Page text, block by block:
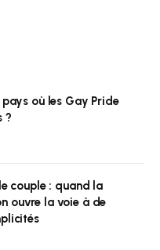
où les Gay Pride
?
couple : quand la
ouvre la voie à de